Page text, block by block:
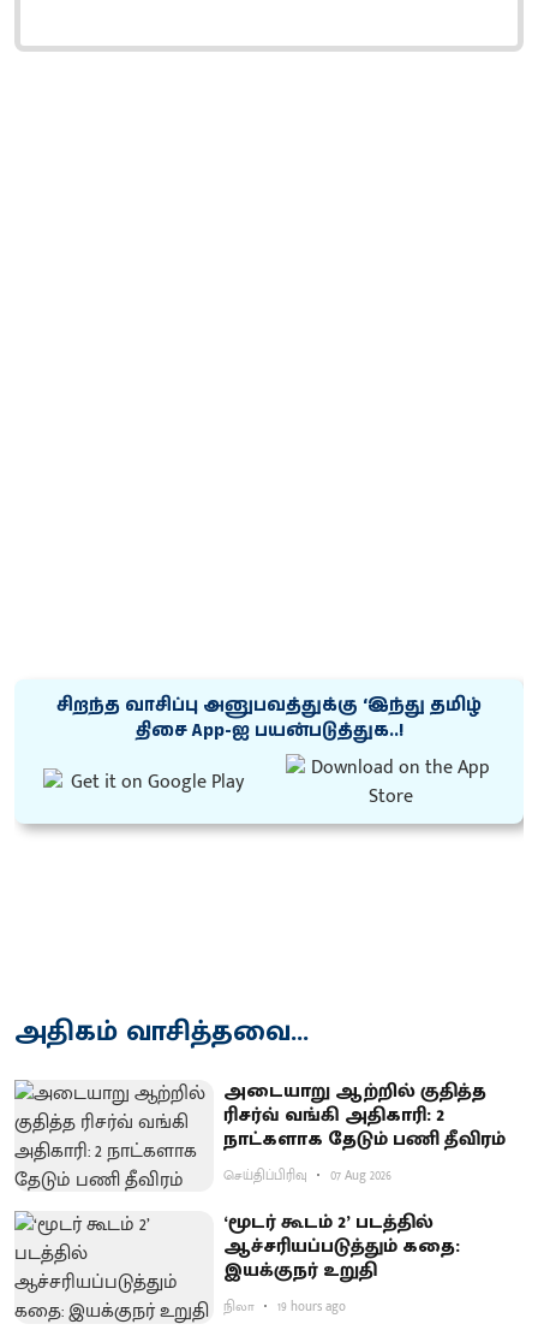
சிறந்த வாசிப்பு அனுபவத்துக்கு ‘இந்து தமிழ்
திசை App-ஐ பயன்படுத்துக..!
அதிகம் வாசித்தவை...
அடையாறு ஆற்றில் குதித்த
ரிசர்வ் வங்கி அதிகாரி: 2
நாட்களாக தேடும் பணி தீவிரம்
செய்திப்பிரிவு 07 Aug 2026
‘மூடர் கூடம் 2’ படத்தில்
ஆச்சரியப்படுத்​தும் கதை:
இயக்குநர் உறுதி
நிலா 19 hours ago